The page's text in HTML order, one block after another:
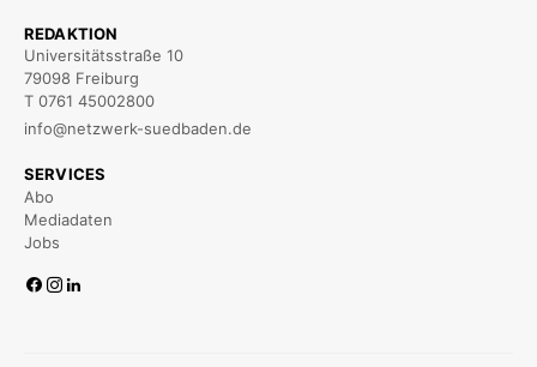
REDAKTION
Universitätsstraße 10
79098 Freiburg
T 0761 45002800
info@netzwerk-suedbaden.de
SERVICES
Abo
Mediadaten
Jobs